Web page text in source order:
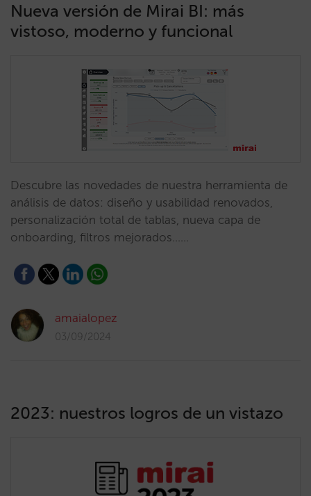
Nueva versión de Mirai BI: más
vistoso, moderno y funcional
Descubre las novedades de nuestra herramienta de
análisis de datos: diseño y usabilidad renovados,
personalización total de tablas, nueva capa de
onboarding, filtros mejorados……
amaialopez
03/09/2024
2023: nuestros logros de un vistazo